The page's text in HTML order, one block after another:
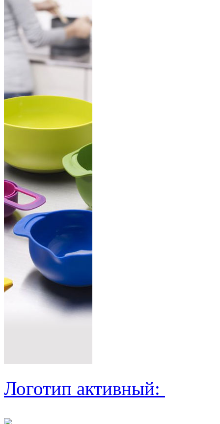
Логотип активный: